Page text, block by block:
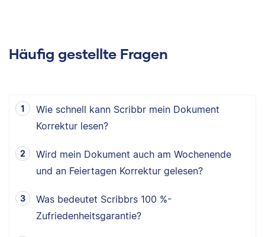
Häufig gestellte Fragen
Wie schnell kann Scribbr mein Dokument
Korrektur lesen?
Wird mein Dokument auch am Wochenende
und an Feiertagen Korrektur gelesen?
Was bedeutet Scribbrs 100 %-
Zufriedenheitsgarantie?